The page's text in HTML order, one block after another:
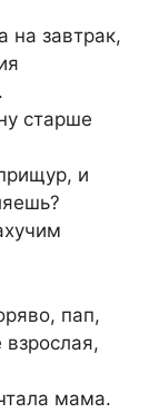
завтрак,
старше
и
пап,
мама.